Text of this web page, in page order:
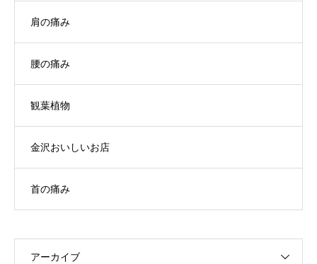
肩の痛み
腰の痛み
観葉植物
金沢おいしいお店
首の痛み
アーカイブ